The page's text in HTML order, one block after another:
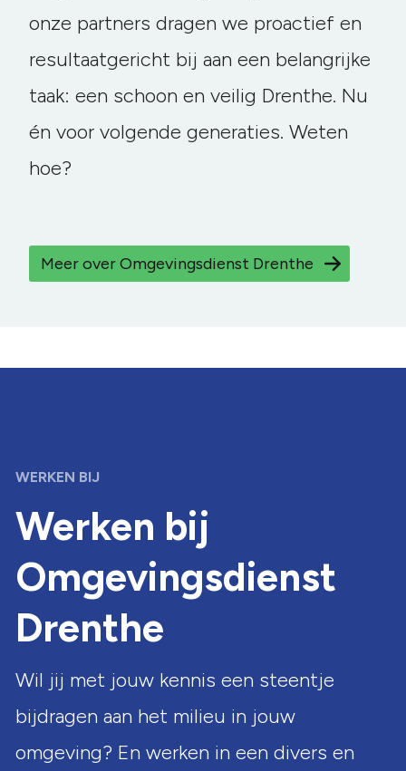
onze partners dragen we proactief en
resultaatgericht bij aan een belangrijke
taak: een schoon en veilig Drenthe. Nu
én voor volgende generaties. Weten
hoe?
Meer over Omgevingsdienst Drenthe
WERKEN BIJ
Werken bij
Omgevingsdienst
Drenthe
Wil jij met jouw kennis een steentje
bijdragen aan het milieu in jouw
omgeving? En werken in een divers en